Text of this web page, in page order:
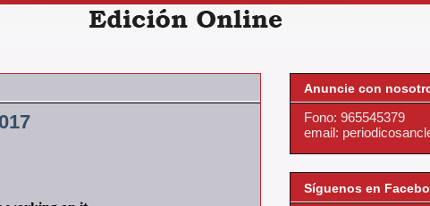
Anuncie con
Fono: 965545379
email:
Síguenos en